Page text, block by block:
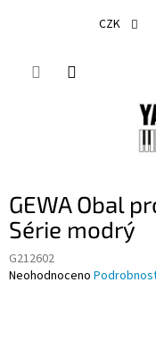
CZK
GEWA Obal
Série modrý
G212602
Průměrné
Neohodnoceno